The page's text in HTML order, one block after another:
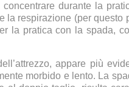
durante la
respirazione (per
la pratica con la spada,
appare più
morbido e lento. La